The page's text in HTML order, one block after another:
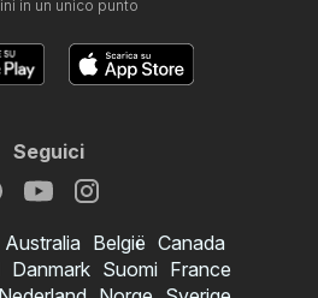
in un unico punto
Seguici
Australia België Canada
Danmark Suomi France